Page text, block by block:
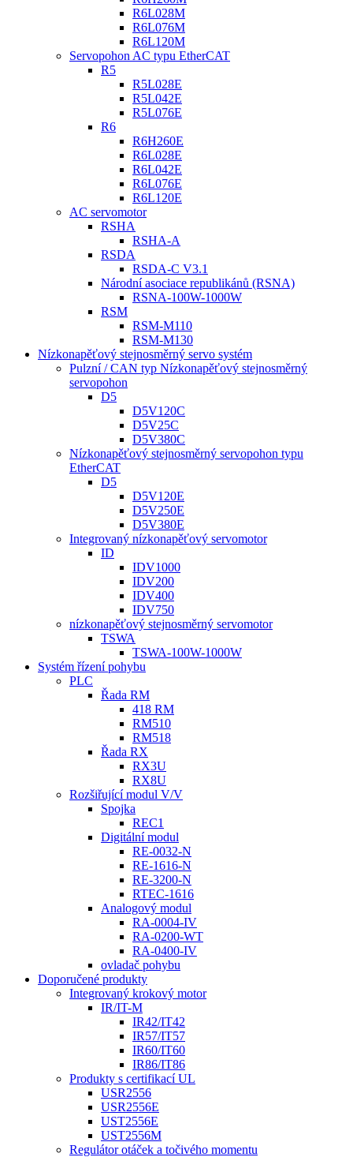
R6L028M
R6L076M
R6L120M
Servopohon AC typu EtherCAT
R5
R5L028E
R5L042E
R5L076E
R6
R6H260E
R6L028E
R6L042E
R6L076E
R6L120E
AC servomotor
RSHA
RSHA-A
RSDA
RSDA-C V3.1
Národní asociace republikánů (RSNA)
RSNA-100W-1000W
RSM
RSM-M110
RSM-M130
Nízkonapěťový stejnosměrný servo systém
Pulzní / CAN typ Nízkonapěťový stejnosměrný
servopohon
D5
D5V120C
D5V25C
D5V380C
Nízkonapěťový stejnosměrný servopohon typu
EtherCAT
D5
D5V120E
D5V250E
D5V380E
Integrovaný nízkonapěťový servomotor
ID
IDV1000
IDV200
IDV400
IDV750
nízkonapěťový stejnosměrný servomotor
TSWA
TSWA-100W-1000W
Systém řízení pohybu
PLC
Řada RM
418 RM
RM510
RM518
Řada RX
RX3U
RX8U
Rozšiřující modul V/V
Spojka
REC1
Digitální modul
RE-0032-N
RE-1616-N
RE-3200-N
RTEC-1616
Analogový modul
RA-0004-IV
RA-0200-WT
RA-0400-IV
ovladač pohybu
Doporučené produkty
Integrovaný krokový motor
IR/IT-M
IR42/IT42
IR57/IT57
IR60/IT60
IR86/IT86
Produkty s certifikací UL
USR2556
USR2556E
UST2556E
UST2556M
Regulátor otáček a točivého momentu